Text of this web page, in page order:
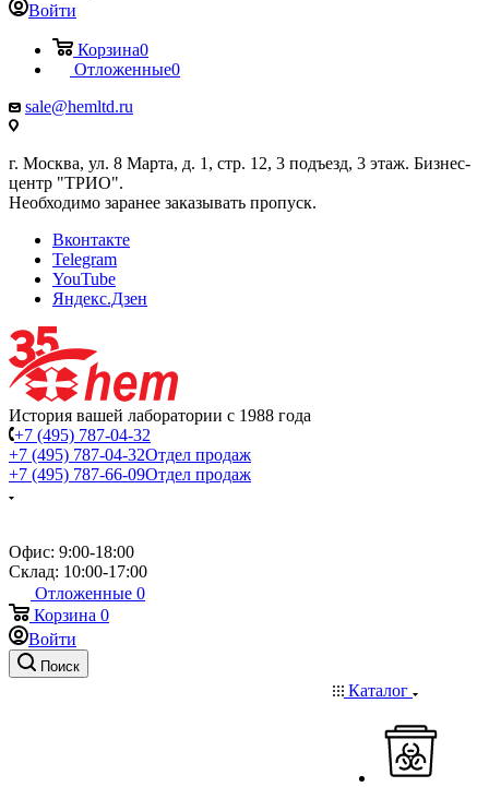
Войти
Корзина0
Отложенные0
sale@hemltd.ru
г. Москва, ул. 8 Марта, д. 1, стр. 12, 3 подъезд, 3 этаж. Бизнес-
центр "ТРИО".
Необходимо заранее заказывать пропуск.
Вконтакте
Telegram
YouTube
Яндекс.Дзен
История вашей лаборатории с 1988 года
+7 (495) 787-04-32
+7 (495) 787-04-32Отдел продаж
+7 (495) 787-66-09Отдел продаж
Офис: 9:00-18:00
Склад: 10:00-17:00
Отложенные 0
Корзина 0
Войти
Поиск
Каталог